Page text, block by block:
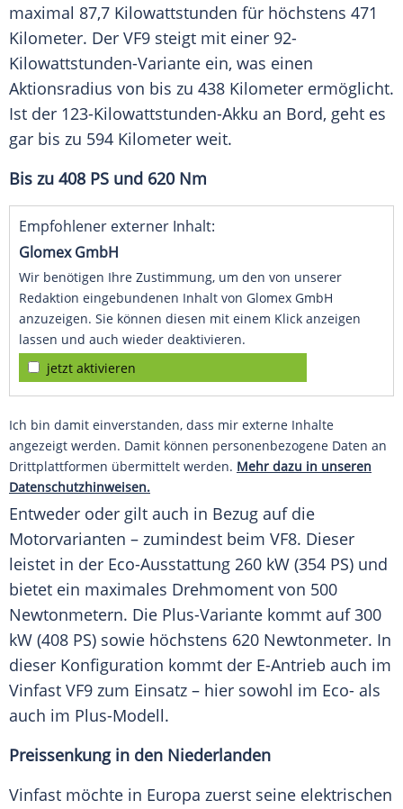
maximal 87,7 Kilowattstunden für höchstens 471
Kilometer. Der VF9 steigt mit einer 92-
Kilowattstunden-Variante ein, was einen
Aktionsradius von bis zu 438 Kilometer ermöglicht.
Ist der 123-Kilowattstunden-Akku an Bord, geht es
gar bis zu 594 Kilometer weit.
Bis zu 408 PS und 620 Nm
Empfohlener externer Inhalt:
Glomex GmbH
Wir benötigen Ihre Zustimmung, um den von unserer
Redaktion eingebundenen Inhalt von Glomex GmbH
anzuzeigen. Sie können diesen mit einem Klick anzeigen
lassen und auch wieder deaktivieren.
jetzt aktivieren
Ich bin damit einverstanden, dass mir externe Inhalte
angezeigt werden. Damit können personenbezogene Daten an
Drittplattformen übermittelt werden. Mehr dazu in unseren
Datenschutzhinweisen.
Entweder oder gilt auch in Bezug auf die
Motorvarianten – zumindest beim VF8. Dieser
leistet in der Eco-Ausstattung 260 kW (354 PS) und
bietet ein maximales Drehmoment von 500
Newtonmetern. Die Plus-Variante kommt auf 300
kW (408 PS) sowie höchstens 620 Newtonmeter. In
dieser Konfiguration kommt der E-Antrieb auch im
Vinfast VF9 zum Einsatz – hier sowohl im Eco- als
auch im Plus-Modell.
Preissenkung in den Niederlanden
Vinfast möchte in Europa zuerst seine elektrischen